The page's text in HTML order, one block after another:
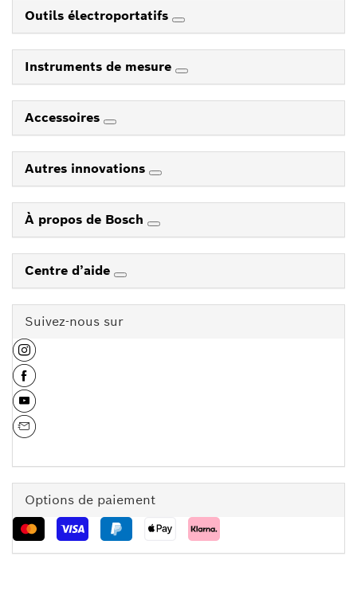
Outils électroportatifs
Instruments de mesure
Accessoires
Autres innovations
À propos de Bosch
Centre d’aide
Suivez-nous sur
Options de paiement